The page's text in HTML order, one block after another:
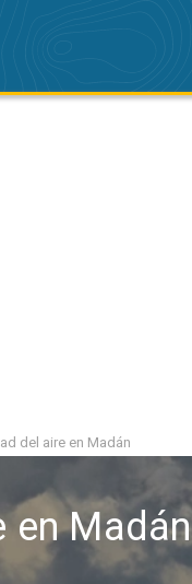
del aire en Madán
en Madán